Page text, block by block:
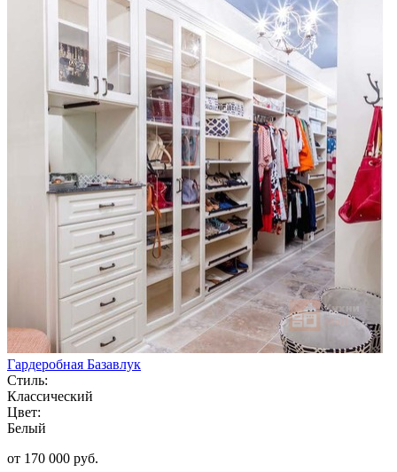
Гардеробная Базавлук
Стиль:
Классический
Цвет:
Белый
от 170 000 руб.